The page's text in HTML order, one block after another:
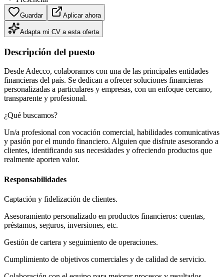
Guardar Aplicar ahora
Adapta mi CV a esta oferta
Descripción del puesto
Desde Adecco, colaboramos con una de las principales entidades
financieras del país. Se dedican a ofrecer soluciones financieras
personalizadas a particulares y empresas, con un enfoque cercano,
transparente y profesional.
¿Qué buscamos?
Un/a profesional con vocación comercial, habilidades comunicativas
y pasión por el mundo financiero. Alguien que disfrute asesorando a
clientes, identificando sus necesidades y ofreciendo productos que
realmente aporten valor.
Responsabilidades
Captación y fidelización de clientes.
Asesoramiento personalizado en productos financieros: cuentas,
préstamos, seguros, inversiones, etc.
Gestión de cartera y seguimiento de operaciones.
Cumplimiento de objetivos comerciales y de calidad de servicio.